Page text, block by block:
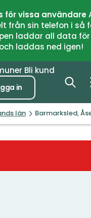
för vissa användare
från sin telefon i
laddar all data
laddas ned igen!
Bli kund
in
län Barmarksled,